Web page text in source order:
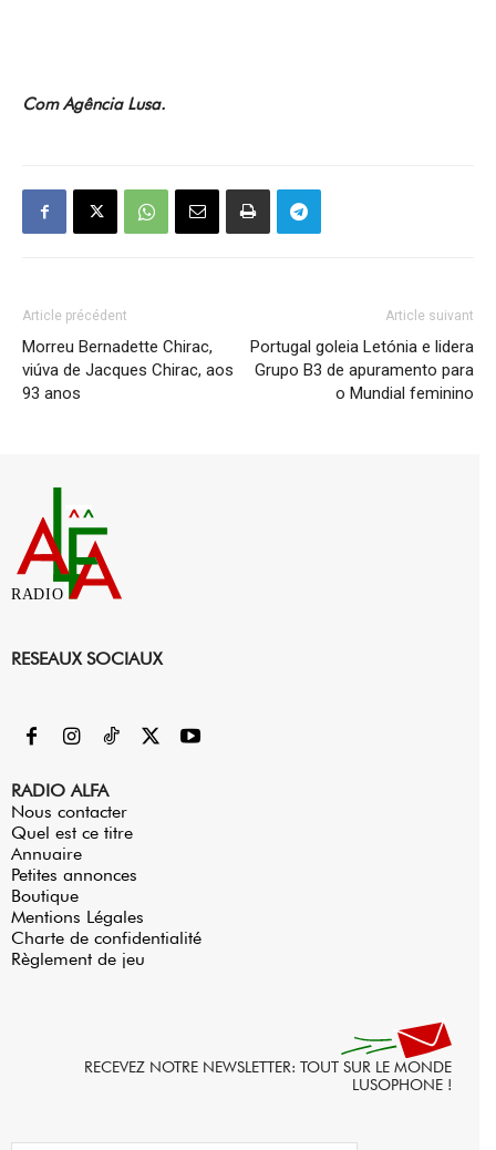
Com Agência Lusa.
Article précédent
Morreu Bernadette Chirac,
viúva de Jacques Chirac, aos
93 anos
Article suivant
Portugal goleia Letónia e lidera
Grupo B3 de apuramento para
o Mundial feminino
RADIO
RESEAUX SOCIAUX
RADIO ALFA
Nous contacter
Quel est ce titre
Annuaire
Petites annonces
Boutique
Mentions Légales
Charte de confidentialité
Règlement de jeu
RECEVEZ NOTRE NEWSLETTER: TOUT SUR LE MONDE
LUSOPHONE !